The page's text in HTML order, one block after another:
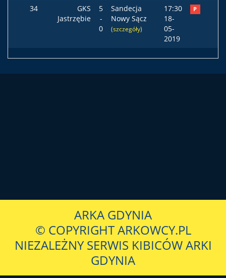
34
GKS
Jastrzębie
5
-
0
Sandecja
Nowy Sącz
(szczegóły)
17:30
18-
05-
2019
P
ARKA GDYNIA
© COPYRIGHT ARKOWCY.PL
NIEZALEŻNY SERWIS KIBICÓW ARKI
GDYNIA